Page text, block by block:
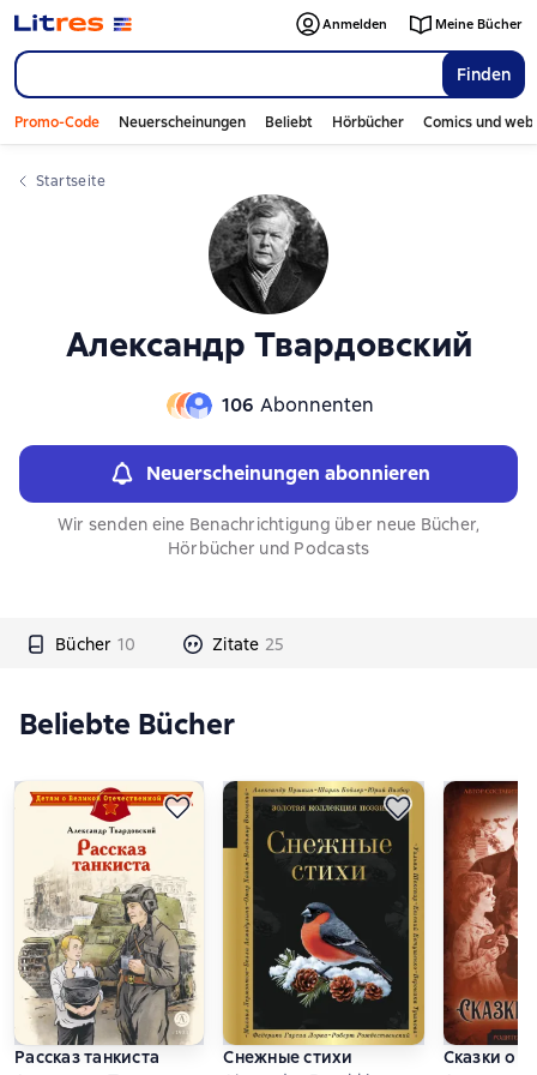
Finden
Anmelden Meine Bücher
Promo-Code Neuerscheinungen Beliebt Hörbücher Comics und
Startseite
Александр Твардовский
106 Abonnenten
Neuerscheinungen abonnieren
Wir senden eine Benachrichtigung über neue Bücher,
Hörbücher und Podcasts
Bücher 10 Zitate 25
Слайдер с книгами
Beliebte Bücher
Рассказ танкиста
Снежные стихи
Сказки о
Слайдер с книгами